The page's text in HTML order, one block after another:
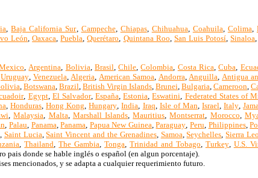
,Baja California Sur, Campeche, Chiapas, Chihuahua, Coahuila, Colima,
León,Oaxaca,Puebla,Querétaro, Quintana Roo, San Luis Potosí,Sinaloa
,Argentina, Bolivia, Brasil,Chile,Colombia, Costa Rica,Cuba,
Uruguay, Venezuela,Algeria,American Samoa, Andorra,Anguilla,Antigua
, Botswana, Brazil, British Virgin Islands, Brunei, Bulgaria, Cameroon,
, Egypt, El Salvador,España,Estonia,Eswatini, Federated States of
, Honduras, Hong Kong,Hungary,India, Iraq, Isle of Man, Israel,Italy,
,Malaysia, Malta, Marshall Islands,Mauritius,Montserrat, Morocco,
,Palau, Panama,Panama, Papua New Guinea,Paraguay,Peru, Philippines,
, Saint Lucia,Saint Vincent and the Grenadines, Samoa,Seychelles,Sierra
,Thailand,The Gambia,Tonga,Trinidad and Tobago, Turkey, U.S.
pais donde se hable inglés o español (en algun porcentaje).
mencionados, y se adapta a cualquier requerimiento futuro.